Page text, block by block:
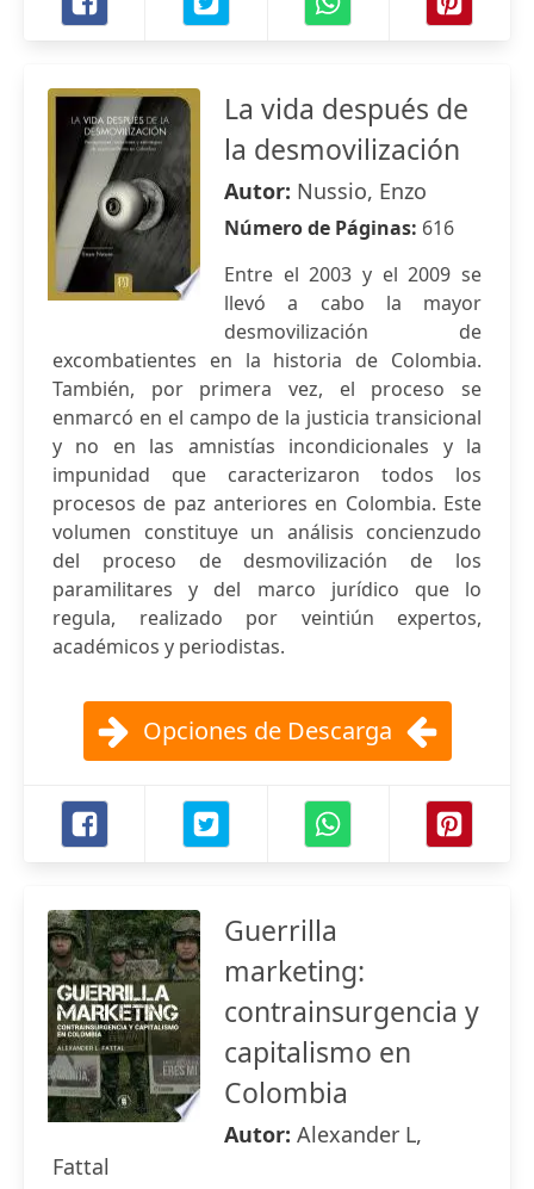
La vida después de
la desmovilización
Autor: Nussio, Enzo
Número de Páginas: 616
Entre el 2003 y el 2009 se
llevó a cabo la mayor
desmovilización de
excombatientes en la historia de Colombia.
También, por primera vez, el proceso se
enmarcó en el campo de la justicia transicional
y no en las amnistías incondicionales y la
impunidad que caracterizaron todos los
procesos de paz anteriores en Colombia. Este
volumen constituye un análisis concienzudo
del proceso de desmovilización de los
paramilitares y del marco jurídico que lo
regula, realizado por veintiún expertos,
académicos y periodistas.
Opciones de Descarga
Guerrilla
marketing:
contrainsurgencia y
capitalismo en
Colombia
Autor: Alexander L,
Fattal